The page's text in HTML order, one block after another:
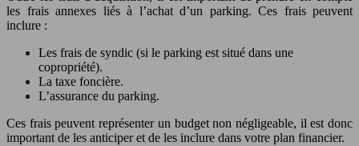
les frais annexes liés à l’achat d’un parking. Ces frais peuvent
inclure :
Les frais de syndic (si le parking est situé dans une
copropriété).
La taxe foncière.
L’assurance du parking.
Ces frais peuvent représenter un budget non négligeable, il est donc
important de les anticiper et de les inclure dans votre plan financier.